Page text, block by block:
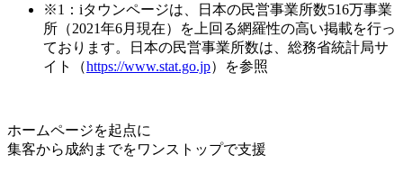
※1：iタウンページは、日本の民営事業所数516万事業
所（2021年6月現在）を上回る網羅性の高い掲載を行っ
ております。日本の民営事業所数は、総務省統計局サ
イト（https://www.stat.go.jp）を参照
ホームページを起点に
集客から成約までをワンストップで支援